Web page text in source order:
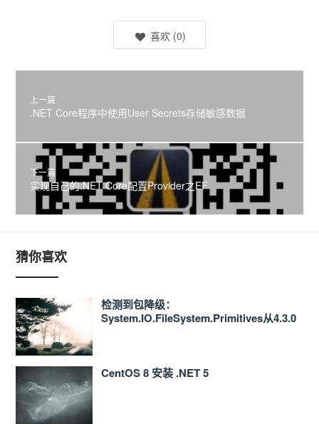
喜欢 (0)
上一篇
.NET Core程序中使用User Secrets存储敏感数据
下一篇
实现自己的.NET Core配置Provider之EF
猜你喜欢
检测到包降级：
System.IO.FileSystem.Primitives从4.3.0
CentOS 8 安装 .NET 5